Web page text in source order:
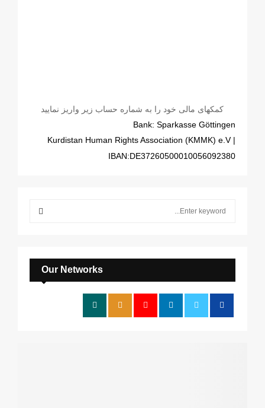
کمکهای مالی خود را به شماره حساب زیر واریز نمایید
Bank: Sparkasse Göttingen
| Kurdistan Human Rights Association (KMMK) e.V
IBAN:DE37260500010056092380
f
o
:
E
A
Our Networks